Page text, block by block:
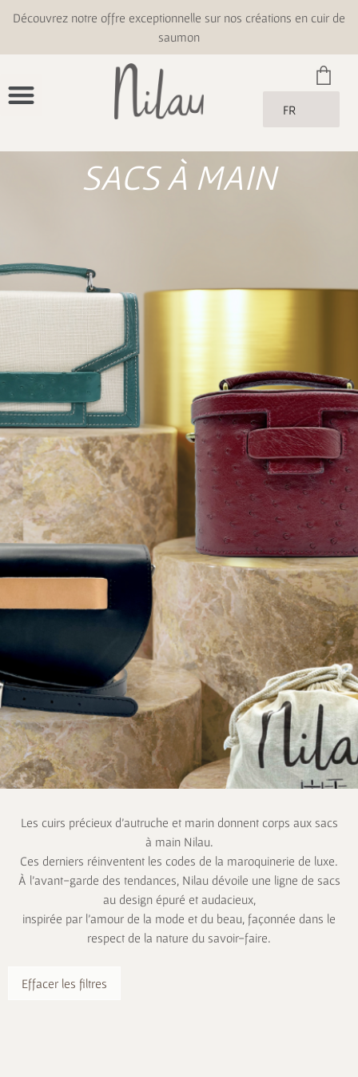
Découvrez notre offre exceptionnelle sur nos créations en cuir de
saumon
FR
SACS À MAIN
Les cuirs précieux d’autruche et marin donnent corps aux sacs
à main Nilau.
Ces derniers réinventent les codes de la maroquinerie de luxe.
À l’avant-garde des tendances, Nilau dévoile une ligne de sacs
au design épuré et audacieux,
inspirée par l’amour de la mode et du beau, façonnée dans le
respect de la nature du savoir-faire.
Effacer les filtres